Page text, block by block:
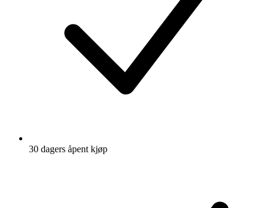
30 dagers åpent kjøp